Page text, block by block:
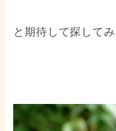
と期待して探してみ